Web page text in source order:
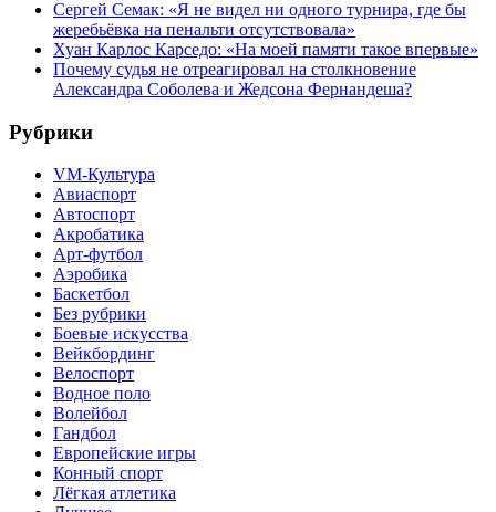
Сергей Семак: «Я не видел ни одного турнира, где бы
жеребьёвка на пенальти отсутствовала»
Хуан Карлос Карседо: «На моей памяти такое впервые»
Почему судья не отреагировал на столкновение
Александра Соболева и Жедсона Фернандеша?
Рубрики
VM-Культура
Авиаспорт
Автоспорт
Акробатика
Арт-футбол
Аэробика
Баскетбол
Без рубрики
Боевые искусства
Вейкбординг
Велоспорт
Водное поло
Волейбол
Гандбол
Европейские игры
Конный спорт
Лёгкая атлетика